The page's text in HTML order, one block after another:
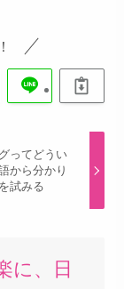
ってどうい
から分かり
試みる
に、日